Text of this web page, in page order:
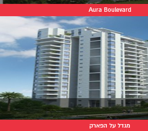
Aura Boulevard
מגדל על הפארק